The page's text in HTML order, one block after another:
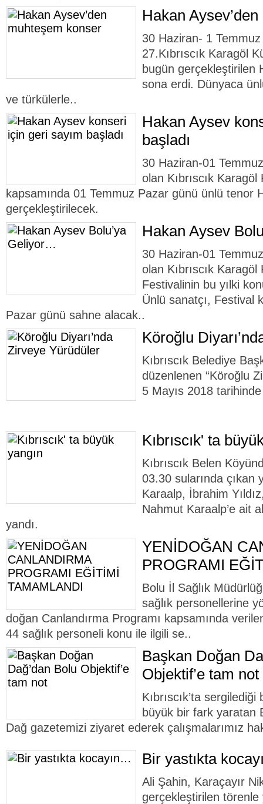
Hakan
30 Haziran- 1
27.Kıbrıscık Karagöl
bugün gerçekleştirilen
sona erdi. Dünyaca
ve türkülerle..
Hakan Aysev
başladı
30 Haziran-01
olan Kıbrıscık
kapsamında 01 Temmuz Pazar günü ünlü tenor
gerçekleştirilecek.
Hakan Aysev
30 Haziran-01
olan Kıbrıscık
Festivalinin bu yılki
Ünlü sanatçı, Festival
Pazar günü sahne alacak..
Köroğlu
Kıbrıscık Belediye
düzenlenen “Köroğlu
5 Mayıs 2018
Kıbrıscık' ta
Kıbrıscık Belen
03.30 sularında çıkan
Karaalp, İbrahim
Nahmut Karaalp’e ait
yandı.
YENİDOĞAN
PROGRAMI
Bolu İl Sağlık
sağlık personellerine
doğan Canlandırma Programı kapsamında
44 sağlık personeli konu ile ilgili se..
Başkan Doğan
Objektif’e tam not
Kıbrıscık’ta
büyük bir fark yaratan
Dağ gazetemizi ziyaret ederek çalışmalarımız
Bir yastıkta
Ali Şahin, Karaçayır
gerçekleştirilen törenle